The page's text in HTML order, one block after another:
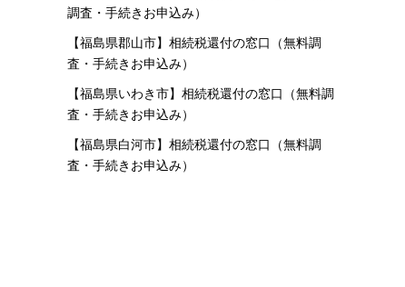
調査・手続きお申込み）
【福島県郡山市】相続税還付の窓口（無料調
査・手続きお申込み）
【福島県いわき市】相続税還付の窓口（無料調
査・手続きお申込み）
【福島県白河市】相続税還付の窓口（無料調
査・手続きお申込み）